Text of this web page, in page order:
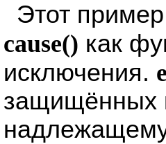
Этот
cause() как
исключения.
защищённых